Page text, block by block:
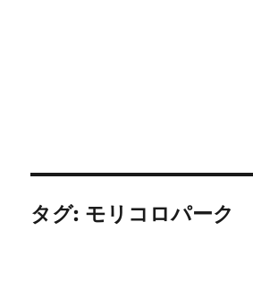
タグ: モリコロパーク